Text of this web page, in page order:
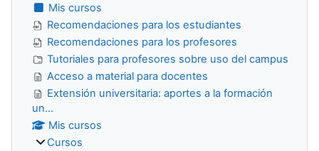
Mis cursos
Recomendaciones para los estudiantes
Recomendaciones para los profesores
Tutoriales para profesores sobre uso del campus
Acceso a material para docentes
Extensión universitaria: aportes a la formación
un...
Mis cursos
Cursos